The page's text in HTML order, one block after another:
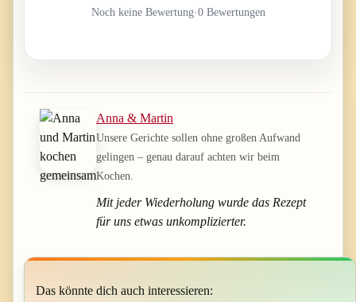
Noch keine Bewertung·0 Bewertungen
Anna & Martin
Unsere Gerichte sollen ohne großen Aufwand
gelingen – genau darauf achten wir beim
Kochen.
Mit jeder Wiederholung wurde das Rezept
für uns etwas unkomplizierter.
Das könnte dich auch interessieren: